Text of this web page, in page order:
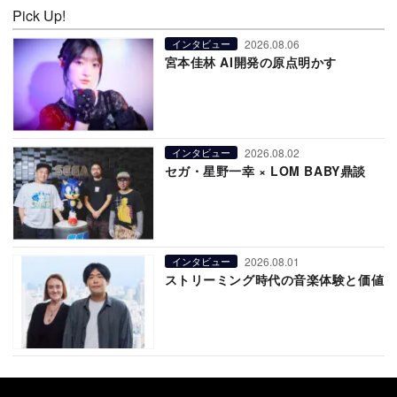
Pick Up!
インタビュー 2026.08.06
宮本佳林 AI開発の原点明かす
インタビュー 2026.08.02
セガ・星野一幸 × LOM BABY鼎談
インタビュー 2026.08.01
ストリーミング時代の音楽体験と価値